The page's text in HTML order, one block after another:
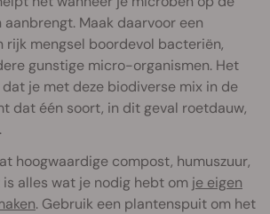
Maak daarvoor een
rijk mengsel boordevol bacteriën,
gunstige micro-organismen. Het
je met deze biodiverse mix in de
dat één soort, in dit geval roetdauw,
hoogwaardige compost, humuszuur,
alles wat je nodig hebt om je eigen
. Gebruik een plantenspuit om het